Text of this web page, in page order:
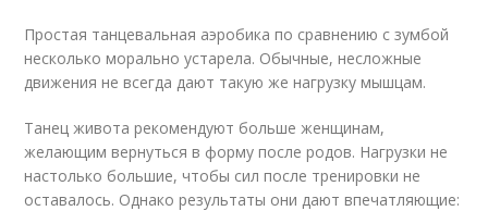
Простая танцевальная аэробика по сравнению с зумбой
несколько морально устарела. Обычные, несложные
движения не всегда дают такую же нагрузку мышцам.
Танец живота рекомендуют больше женщинам,
желающим вернуться в форму после родов. Нагрузки не
настолько большие, чтобы сил после тренировки не
оставалось. Однако результаты они дают впечатляющие: